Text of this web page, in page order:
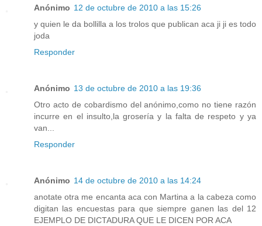
Anónimo 12 de octubre de 2010 a las 15:26
y quien le da bollilla a los trolos que publican aca ji ji es todo
joda
Responder
Anónimo 13 de octubre de 2010 a las 19:36
Otro acto de cobardismo del anónimo,como no tiene razón
incurre en el insulto,la grosería y la falta de respeto y ya
van...
Responder
Anónimo 14 de octubre de 2010 a las 14:24
anotate otra me encanta aca con Martina a la cabeza como
digitan las encuestas para que siempre ganen las del 12
EJEMPLO DE DICTADURA QUE LE DICEN POR ACA